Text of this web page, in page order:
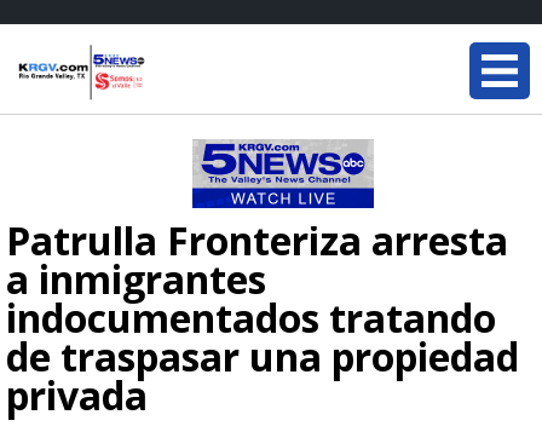
Patrulla Fronteriza arresta
a inmigrantes
indocumentados tratando
de traspasar una propiedad
privada